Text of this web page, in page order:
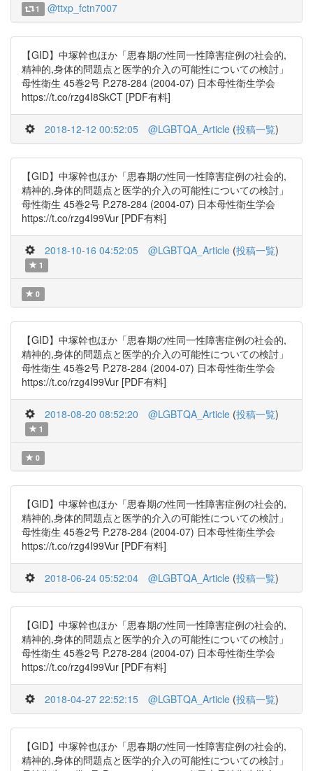
1 @ttxp_fctn7007
【GID】中塚幹也ほか「思春期の性同一性障害症例の社会的,
精神的,身体的問題点と医学的介入の可能性についての検討」
母性衛生 45巻2号 P.278-284 (2004-07) 日本母性衛生学会
https://t.co/rzg4I8SkCT [PDF有料]
2018-12-12 00:52:05 @LGBTQA_Article (投稿一覧)
【GID】中塚幹也ほか「思春期の性同一性障害症例の社会的,
精神的,身体的問題点と医学的介入の可能性についての検討」
母性衛生 45巻2号 P.278-284 (2004-07) 日本母性衛生学会
https://t.co/rzg4I99Vur [PDF有料]
2018-10-16 04:52:05 @LGBTQA_Article (投稿一覧)
1
0
【GID】中塚幹也ほか「思春期の性同一性障害症例の社会的,
精神的,身体的問題点と医学的介入の可能性についての検討」
母性衛生 45巻2号 P.278-284 (2004-07) 日本母性衛生学会
https://t.co/rzg4I99Vur [PDF有料]
2018-08-20 08:52:20 @LGBTQA_Article (投稿一覧)
1
0
【GID】中塚幹也ほか「思春期の性同一性障害症例の社会的,
精神的,身体的問題点と医学的介入の可能性についての検討」
母性衛生 45巻2号 P.278-284 (2004-07) 日本母性衛生学会
https://t.co/rzg4I99Vur [PDF有料]
2018-06-24 05:52:04 @LGBTQA_Article (投稿一覧)
【GID】中塚幹也ほか「思春期の性同一性障害症例の社会的,
精神的,身体的問題点と医学的介入の可能性についての検討」
母性衛生 45巻2号 P.278-284 (2004-07) 日本母性衛生学会
https://t.co/rzg4I99Vur [PDF有料]
2018-04-27 22:52:15 @LGBTQA_Article (投稿一覧)
【GID】中塚幹也ほか「思春期の性同一性障害症例の社会的,
精神的,身体的問題点と医学的介入の可能性についての検討」